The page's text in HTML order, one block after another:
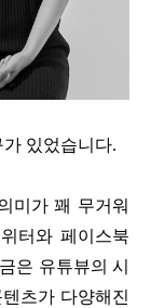
있었습니다.
미가 꽤 무거워
터와 페이스북
은 유튜뷰의 시
츠가 다양해진